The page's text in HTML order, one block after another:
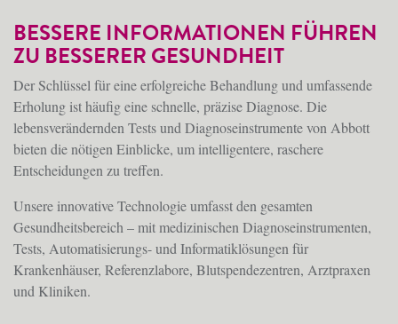
BESSERE INFORMATIONEN FÜHREN
ZU BESSERER GESUNDHEIT
Der Schlüssel für eine erfolgreiche Behandlung und umfassende
Erholung ist häufig eine schnelle, präzise Diagnose. Die
lebensverändernden Tests und Diagnoseinstrumente von Abbott
bieten die nötigen Einblicke, um intelligentere, raschere
Entscheidungen zu treffen.
Unsere innovative Technologie umfasst den gesamten
Gesundheitsbereich – mit medizinischen Diagnoseinstrumenten,
Tests, Automatisierungs- und Informatiklösungen für
Krankenhäuser, Referenzlabore, Blutspendezentren, Arztpraxen
und Kliniken.